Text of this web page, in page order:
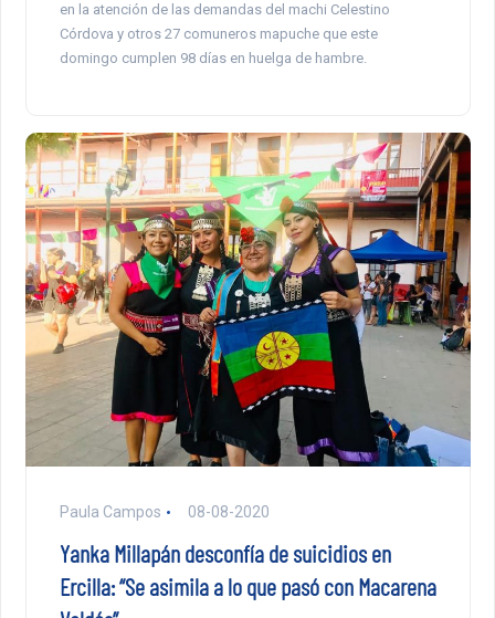
en la atención de las demandas del machi Celestino
Córdova y otros 27 comuneros mapuche que este
domingo cumplen 98 días en huelga de hambre.
Paula Campos 08-08-2020
Yanka Millapán desconfía de suicidios en
Ercilla: “Se asimila a lo que pasó con Macarena